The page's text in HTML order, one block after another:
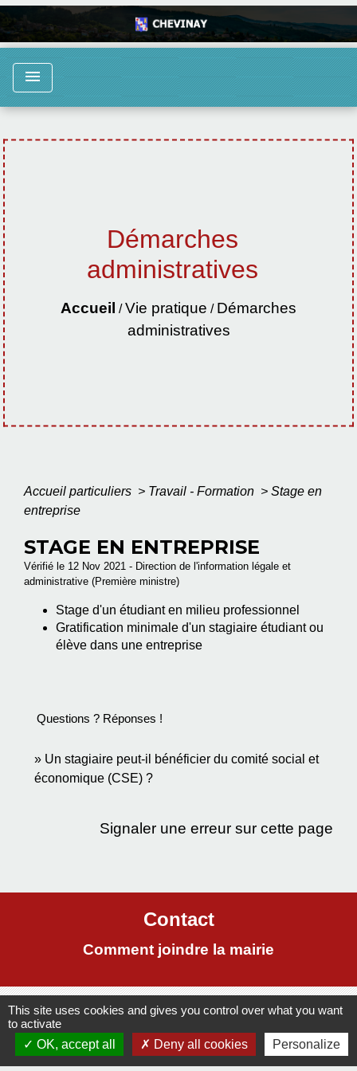
menu
Démarches
administratives
Accueil /Vie pratique / Démarches
administratives
Accueil particuliers > Travail - Formation > Stage en
entreprise
STAGE EN ENTREPRISE
Vérifié le 12 Nov 2021 - Direction de l'information légale et
administrative (Première ministre)
Stage d'un étudiant en milieu professionnel
Gratification minimale d'un stagiaire étudiant ou
élève dans une entreprise
Questions ? Réponses !
Un stagiaire peut-il bénéficier du comité social et
économique (CSE) ?
Signaler une erreur sur cette page
Contact
Comment joindre la mairie
Mentions légales Politique de confidentialité
Accessibilité - Plan du site -
This site uses cookies and gives you control over what you want
to activate
OK, accept all
Deny all cookies Personalize